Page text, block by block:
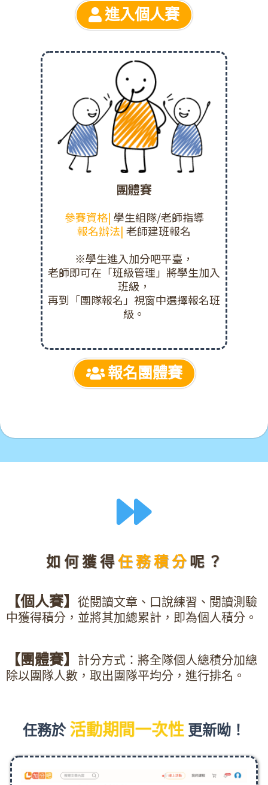
進入個人賽
團體賽
參賽資格| 學生組隊/老師指導
報名辦法| 老師建班報名
※學生進入加分吧平臺，
老師即可在「班級管理」將學生加入
班級，
再到「團隊報名」視窗中選擇報名班
級。
報名團體賽
如 何 獲 得任 務 積 分呢 ？
【個人賽】
從閱讀文章、口說練習、閱讀測驗
中獲得積分，並將其加總累計，即為個人積分。
【團體賽】
計分方式：將全隊個人總積分加總
除以團隊人數，取出團隊平均分，進行排名。
任務於 活動期間一次性 更新呦！